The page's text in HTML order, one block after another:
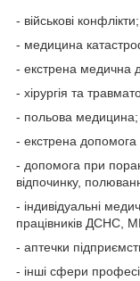
- військові конфлікти;
- медицина
- екстрена медична
- хірургія та
- польова медицина;
- екстрена допомога
- допомога при
відпочинку,
- індивідуальні
працівників ДСНС,
- аптечки
- інші сфери